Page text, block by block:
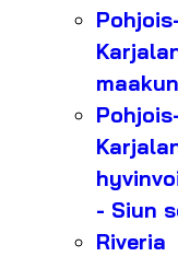
- Siun
Riveria